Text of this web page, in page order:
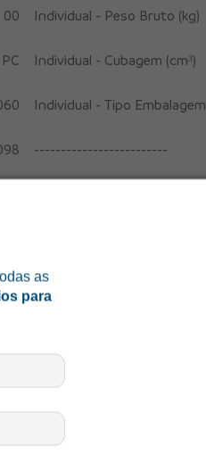
as
para
00
PC
Individual - Peso Bruto (kg)
Individual - Cubagem (cm³)
Individual - Tipo Embalagem
-------------------------
Coletiva - Cubagem (cm³)
Coletiva - Tipo Embalagem